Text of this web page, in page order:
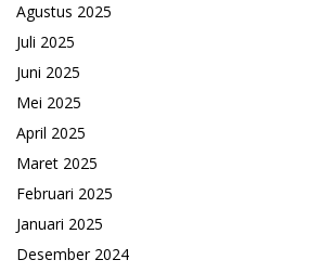
Agustus 2025
Juli 2025
Juni 2025
Mei 2025
April 2025
Maret 2025
Februari 2025
Januari 2025
Desember 2024